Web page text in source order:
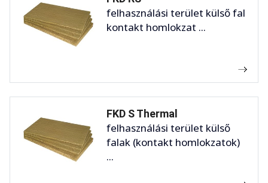
felhasználási terület külső fal
kontakt homlokzat ...
FKD S Thermal
felhasználási terület külső
falak (kontakt homlokzatok)
...